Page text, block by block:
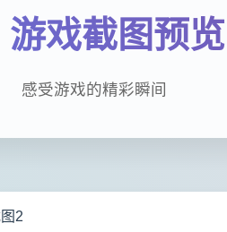
游戏截图预览
感受游戏的精彩瞬间